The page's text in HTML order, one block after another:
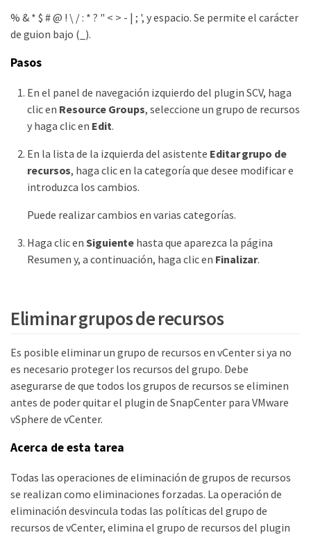
% & * $ # @ ! \ / : * ? " < > - | ; ', y espacio. Se permite el carácter
de guion bajo (_).
Pasos
En el panel de navegación izquierdo del plugin SCV, haga
clic en Resource Groups, seleccione un grupo de recursos
y haga clic en Edit.
En la lista de la izquierda del asistente Editar grupo de
recursos, haga clic en la categoría que desee modificar e
introduzca los cambios.
Puede realizar cambios en varias categorías.
Haga clic en Siguiente hasta que aparezca la página
Resumen y, a continuación, haga clic en Finalizar.
Eliminar grupos de recursos
Es posible eliminar un grupo de recursos en vCenter si ya no
es necesario proteger los recursos del grupo. Debe
asegurarse de que todos los grupos de recursos se eliminen
antes de poder quitar el plugin de SnapCenter para VMware
vSphere de vCenter.
Acerca de esta tarea
Todas las operaciones de eliminación de grupos de recursos
se realizan como eliminaciones forzadas. La operación de
eliminación desvincula todas las políticas del grupo de
recursos de vCenter, elimina el grupo de recursos del plugin